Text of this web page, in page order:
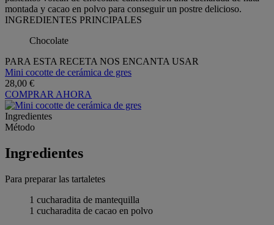
montada y cacao en polvo para conseguir un postre delicioso.
INGREDIENTES PRINCIPALES
Chocolate
PARA ESTA RECETA NOS ENCANTA USAR
Mini cocotte de cerámica de gres
28,00 €
COMPRAR AHORA
Ingredientes
Método
Ingredientes
Para preparar las tartaletes
1 cucharadita de mantequilla
1 cucharadita de cacao en polvo